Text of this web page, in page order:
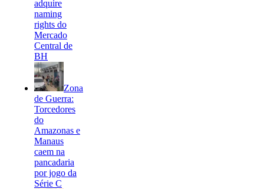
adquire
naming
rights do
Mercado
Central de
BH
Zona
de Guerra:
Torcedores
do
Amazonas e
Manaus
caem na
pancadaria
por jogo da
Série C